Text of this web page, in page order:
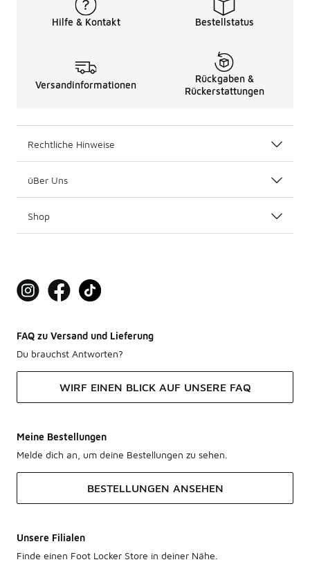
Hilfe & Kontakt Bestellstatus
Versandinformationen
Rückgaben &
Rückerstattungen
Rechtliche Hinweise
üBer Uns
Shop
FAQ zu Versand und Lieferung
Du brauchst Antworten?
WIRF EINEN BLICK AUF UNSERE FAQ
Meine Bestellungen
Melde dich an, um deine Bestellungen zu sehen.
BESTELLUNGEN ANSEHEN
Unsere Filialen
Finde einen Foot Locker Store in deiner Nähe.